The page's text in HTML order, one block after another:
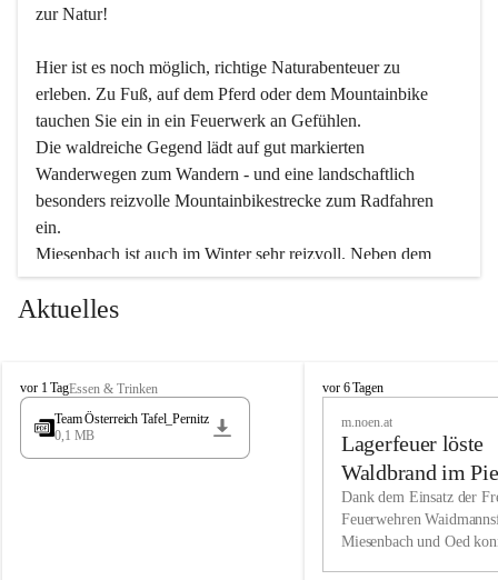
zur Natur!
Hier ist es noch möglich, richtige Naturabenteuer zu
erleben. Zu Fuß, auf dem Pferd oder dem Mountainbike
tauchen Sie ein in ein Feuerwerk an Gefühlen.
Die waldreiche Gegend lädt auf gut markierten
Wanderwegen zum Wandern - und eine landschaftlich
besonders reizvolle Mountainbikestrecke zum Radfahren
ein.
Miesenbach ist auch im Winter sehr reizvoll. Neben dem
Eisstockschießen gibt es auf dem nahe gelegenen Unterberg
wunderschöne Naturschneepisten, die zum Schifahren oder
vielfältige Angebot unserer Kulturvereine.
Überzeugen Sie sich selbst, dass Sie in Miesenbach sowie
in den Beherbergungsbetrieben, Gaststätten und urigen
Wir kennen Miesenbach als lebens- und liebenswerten Ort.
Tradition und Innovation werden ebenso groß geschrieben
Aktuelles
M
i
s
vor 1 TagEssen & Trinken
Team Österreich Tafel_Pernitz
0,1 MB
M
h
vor 6 Tagen
m.noen.at
Lagerfeuer löste
Waldbrand im
aus
Dank dem Einsatz der
Feuerwehren
Miesenbach und Oed